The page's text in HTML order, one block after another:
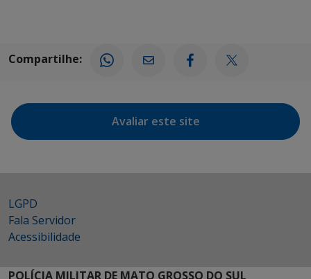
Compartilhe:
Avaliar este site
LGPD
Fala Servidor
Acessibilidade
POLÍCIA MILITAR DE MATO GROSSO DO SUL